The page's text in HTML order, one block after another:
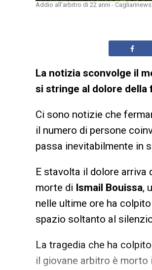
Addio all'arbitro di 22 anni -
La notizia sconvolge il
si stringe al dolore della
Ci sono notizie che
il numero di persone
passa inevitabilmente in
E stavolta il dolore arriva
morte di Ismail Bouissa,
nelle ultime ore ha
spazio soltanto al
La tragedia che ha
il giovane arbitro è morto